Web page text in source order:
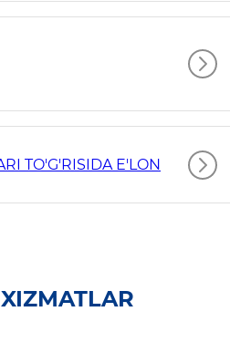
TO'G'RISIDA E'LON